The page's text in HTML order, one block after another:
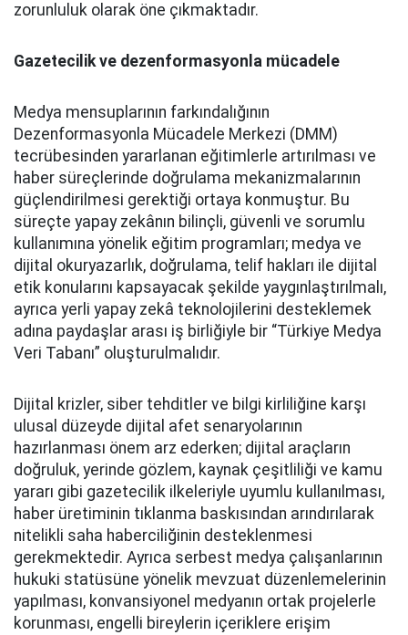
zorunluluk olarak öne çıkmaktadır.
Gazetecilik ve dezenformasyonla mücadele
Medya mensuplarının farkındalığının
Dezenformasyonla Mücadele Merkezi (DMM)
tecrübesinden yararlanan eğitimlerle artırılması ve
haber süreçlerinde doğrulama mekanizmalarının
güçlendirilmesi gerektiği ortaya konmuştur. Bu
süreçte yapay zekânın bilinçli, güvenli ve sorumlu
kullanımına yönelik eğitim programları; medya ve
dijital okuryazarlık, doğrulama, telif hakları ile dijital
etik konularını kapsayacak şekilde yaygınlaştırılmalı,
ayrıca yerli yapay zekâ teknolojilerini desteklemek
adına paydaşlar arası iş birliğiyle bir “Türkiye Medya
Veri Tabanı” oluşturulmalıdır.
Dijital krizler, siber tehditler ve bilgi kirliliğine karşı
ulusal düzeyde dijital afet senaryolarının
hazırlanması önem arz ederken; dijital araçların
doğruluk, yerinde gözlem, kaynak çeşitliliği ve kamu
yararı gibi gazetecilik ilkeleriyle uyumlu kullanılması,
haber üretiminin tıklanma baskısından arındırılarak
nitelikli saha haberciliğinin desteklenmesi
gerekmektedir. Ayrıca serbest medya çalışanlarının
hukuki statüsüne yönelik mevzuat düzenlemelerinin
yapılması, konvansiyonel medyanın ortak projelerle
korunması, engelli bireylerin içeriklere erişim